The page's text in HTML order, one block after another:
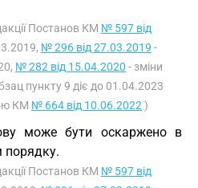
Постанов КМ № 597 від
№ 296 від 27.03.2019 -
№ 282 від 15.04.2020 - зміни
пункту 9 діє до 01.04.2023
КМ № 664 від 10.06.2022 )
може бути оскаржено в
порядку.
Постанов КМ № 597 від